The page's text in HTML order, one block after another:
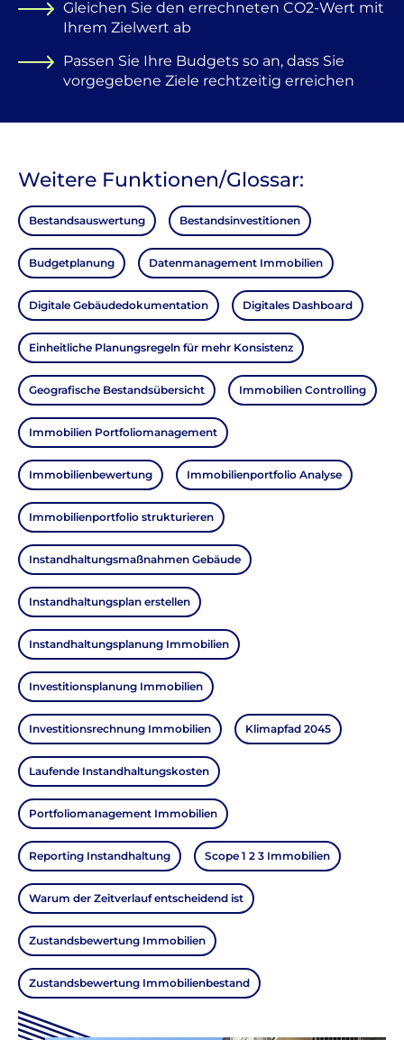
Gleichen Sie den errechneten CO2-Wert mit
Ihrem Zielwert ab
Passen Sie Ihre Budgets so an, dass Sie
vorgegebene Ziele rechtzeitig erreichen
Weitere Funktionen/Glossar:
Bestandsauswertung Bestandsinvestitionen
Budgetplanung Datenmanagement Immobilien
Digitale Gebäudedokumentation Digitales Dashboard
Einheitliche Planungsregeln für mehr Konsistenz
Geografische Bestandsübersicht Immobilien Controlling
Immobilien Portfoliomanagement
Immobilienbewertung Immobilienportfolio Analyse
Immobilienportfolio strukturieren
Instandhaltungsmaßnahmen Gebäude
Instandhaltungsplan erstellen
Instandhaltungsplanung Immobilien
Investitionsplanung Immobilien
Investitionsrechnung Immobilien Klimapfad 2045
Laufende Instandhaltungskosten
Portfoliomanagement Immobilien
Reporting Instandhaltung Scope 1 2 3 Immobilien
Warum der Zeitverlauf entscheidend ist
Zustandsbewertung Immobilien
Zustandsbewertung Immobilienbestand